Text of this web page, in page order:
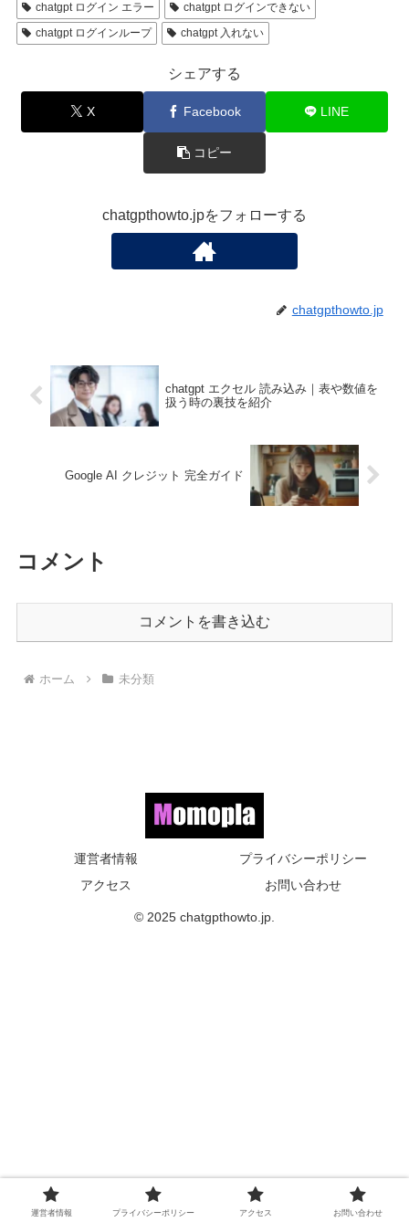
chatgpt ログイン エラー
chatgpt ログインできない
chatgpt ログインループ
chatgpt 入れない
シェアする
X Facebook LINE
コピー
chatgpthowto.jpをフォローする
chatgpthowto.jp
chatgpt エクセル 読み込み｜表や数値を
扱う時の裏技を紹介
Google AI クレジット 完全ガイド
コメント
コメントを書き込む
ホーム 未分類
運営者情報
プライバシーポリシー
アクセス
お問い合わせ
© 2025 chatgpthowto.jp.
運営者情報 プライバシーポリシー アクセス お問い合わせ